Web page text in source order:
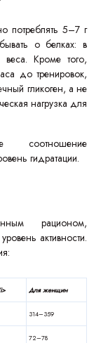
потреблять 5–7 г
о белках: в
Кроме того,
до тренировок,
гликоген, а не
нагрузка для
соотношение
гидратации.
рационом,
активности.
Для женщин
314–359
72–78